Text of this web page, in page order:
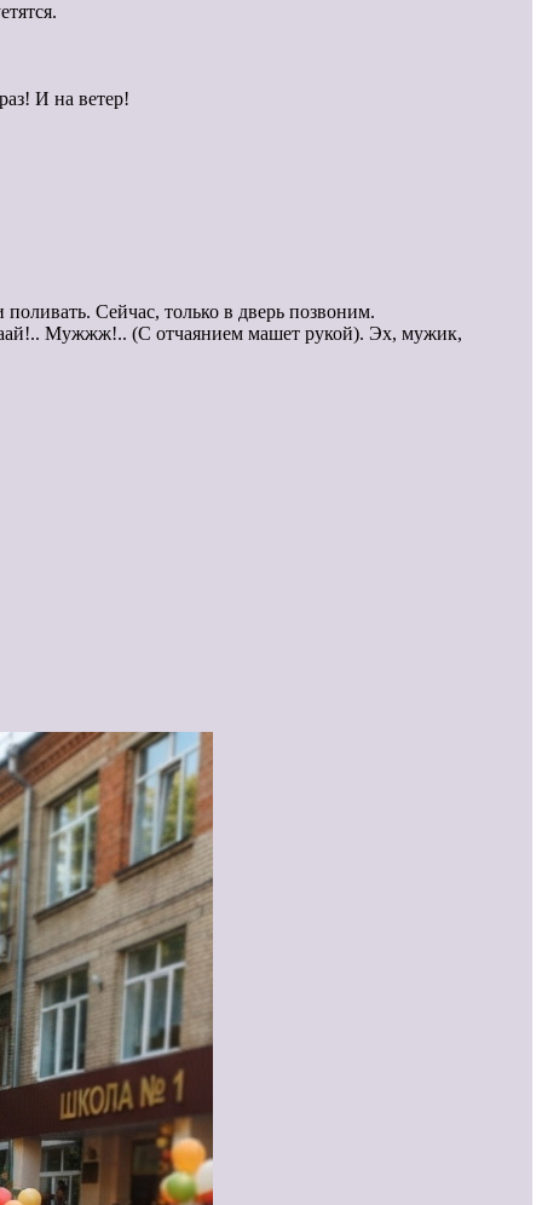
И на ветер!
Сейчас, только в дверь позвоним.
Мужжж!.. (С отчаянием машет рукой). Эх, мужик,